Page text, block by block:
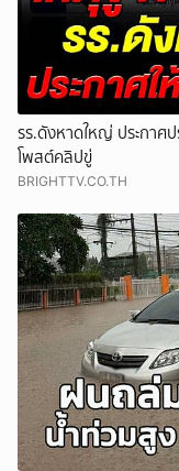
รร.ดังหาดใหญ่ ประกาศ
โพสต์คลิปขู่
BRIGHTTV.CO.TH